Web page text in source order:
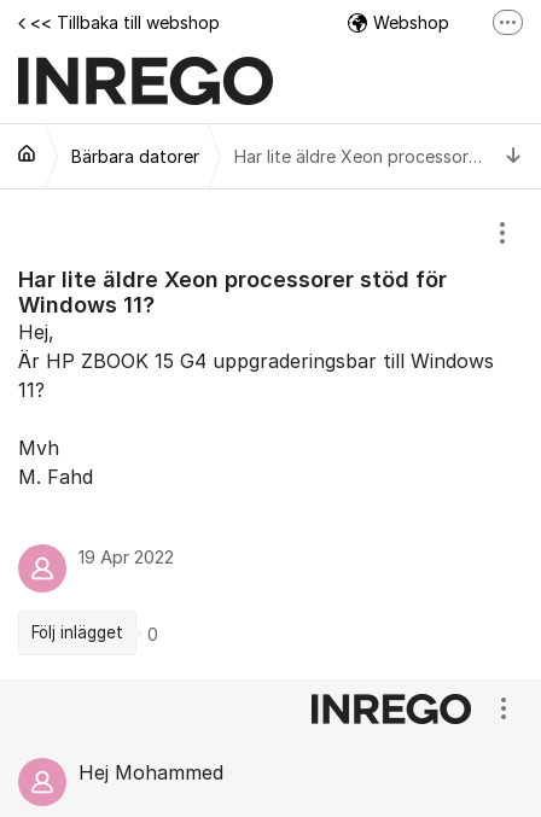
Hoppa till innehåll
<< Tillbaka till webshop Webshop
Tech Support Video
Bärbara datorer Har lite äldre Xeon processorer stöd för Windows 11?
Har lite äldre Xeon processorer stöd för
Windows 11?
Hej,
Är HP ZBOOK 15 G4 uppgraderingsbar till Windows
11?
Mvh
M. Fahd
19 Apr 2022
Följ inlägget 0
Hej Mohammed